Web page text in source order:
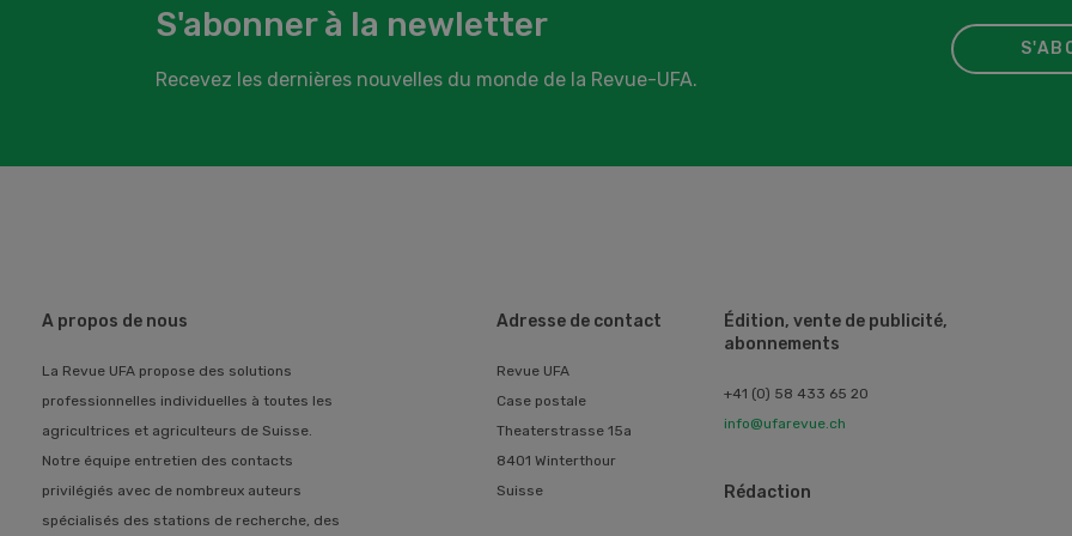
S'abonner à la newletter
Recevez les dernières nouvelles du monde de la Revue-UFA.
A propos de nous
La Revue UFA propose des solutions
professionnelles individuelles à toutes les
agricultrices et agriculteurs de Suisse.
Notre équipe entretien des contacts
privilégiés avec de nombreux auteurs
spécialisés des stations de recherche, des
Adresse de contact
Revue UFA
Case postale
Theaterstrasse 15a
8401 Winterthour
Suisse
Édition, vente de publicité,
abonnements
+41 (0) 58 433 65 20
info@ufarevue.ch
Rédaction